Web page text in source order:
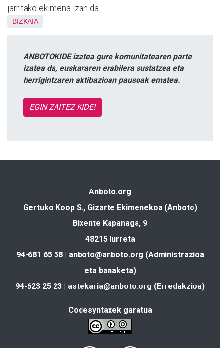
jarritako ekimena izan da.
BIZKAIA
ANBOTOKIDE izatea gure komunitatearen parte
izatea da, euskararen erabilera sustatzea eta
herrigintzaren aktibazioan pausoak ematea.
EGIN ZAITEZ KIDE!
Anboto.org
Gertuko Koop S., Gizarte Ekimenekoa (Anboto)
Bixente Kapanaga, 9
48215 Iurreta
94-681 65 58 | anboto@anboto.org (Administrazioa
eta banaketa)
94-623 25 23 | astekaria@anboto.org (Erredakzioa)
Codesyntaxek garatua